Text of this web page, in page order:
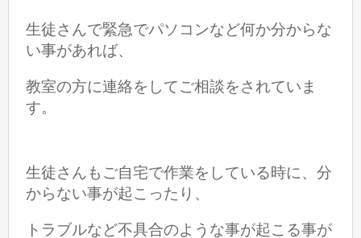
生徒さんで緊急でパソコンなど何か分からな
い事があれば、
教室の方に連絡をしてご相談をされていま
す。
生徒さんもご自宅で作業をしている時に、分
からない事が起こったり、
トラブルなど不具合のような事が起こる事が